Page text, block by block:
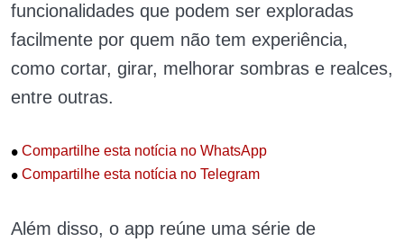
funcionalidades que podem ser exploradas
facilmente por quem não tem experiência,
como cortar, girar, melhorar sombras e realces,
entre outras.
• Compartilhe esta notícia no WhatsApp
• Compartilhe esta notícia no Telegram
Além disso, o app reúne uma série de